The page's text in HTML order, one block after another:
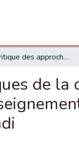
Etude critique des approches didactiques de la communication et des compétences transversales dans l'enseignement supérieur marocain : cas de l’Université Abdelmalek Essaâdi
de la